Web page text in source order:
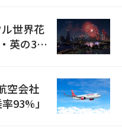
世界花
英の3カ
空会社
93%」